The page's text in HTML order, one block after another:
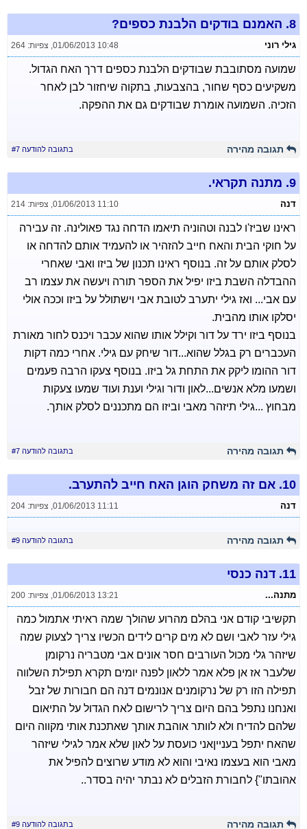
8. האמנם בודקים הלבנת כספים?
גילי רוני 01/06/2013 10:48
, צפיות: 264
שמועה מסתובבת שבודקים הלבנת כספים דרך האח הגדול.
משקיעים כסף שחור, בהצבעות, בתקוה שיחזור לבן לאחר
הזכיה. השמועה אומרת שבודקים גם את ההפקה.
תגובה מהירה בתגובה להודעה #7
9. מתנה תקראי.
דנה 01/06/2013 11:10
, צפיות: 214
ראינו שביז'ו לבנה וטהוניה תיאמו הדחה נגד פאולינה. זה עבירה
על חוקי הבית והאח חייב להזהיר או להעמיד אותם להדחה או
לסלק אותם על זה. בנוסף ראינו תכנון של ביזו ואבי שאחרי
ההבדלה השבת ביזו יפיל את הספר תורה ויעשה את עצמו רב
עם אבי... ואז גילי יתערב לטובת אבי וישתולל על ביזו וככה אולי
יסלקו אותו מהבית.
בנוסף ביזו ירד על דור וקילל אותו שהוא עכבר ויכנס לחור מאורת
העכברים רק בגלל שהוא...דור שיחק עם גילי. אחרי כמה דקות
דור ההומו ליקק את התחת גל ביזו. בנוסף צעקו הרבה פעמים
ושמעו מלא אנשים...לאון ודור וגילי וענת ועוד שמעו צעקות
מבחוץ ...גילי תיזהר מאבי וביזו הם מתכננים לסלק אותך.
תגובה מהירה בתגובה להודעה #7
10. אם זה משחק הוגן האח חייב להתערב.
דנה 01/06/2013 11:11
, צפיות: 204
תגובה מהירה בתגובה להודעה #9
11. דנה כנסי
מתנה... 01/06/2013 13:21
, צפיות: 200
תקשיבי קודם אני בהלם מהרוע שהולך שמה ראיתי אתמול כמה
גילי עזר לאבי ושם לא מים קרים לידים הכשיו צריך לצעוק שמה
שיזהר גלי מכול העורבים חסר אונים אבי מטבריה נרקומן
שלעבר אז אן פלא אמר ללאון לפנה יומים תקרא תפילת השלווה
תפילה הזו רק של נרקומנים אנונמים דנה הם חבורות של זבל
ואנחנו נתפל בהם היום צריך לרישום לאח הגדול על התיאום
שלהם להדיח ולא לוותר אוהבת אותך שאתכנת אותי מקווה היום
שהאח יתפל בענייןאני כועסת על לאון שלא אמר לגילי שיזהר
מאבי הוא בעצמו נאיבי והוא לא מודע שרוצים להפיל את
אהובתו"} לחבורת הזבלים לא נבתר יהיה בסדר..
תגובה מהירה בתגובה להודעה #9